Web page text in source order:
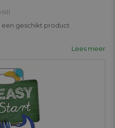
een geschikt product
Lees meer